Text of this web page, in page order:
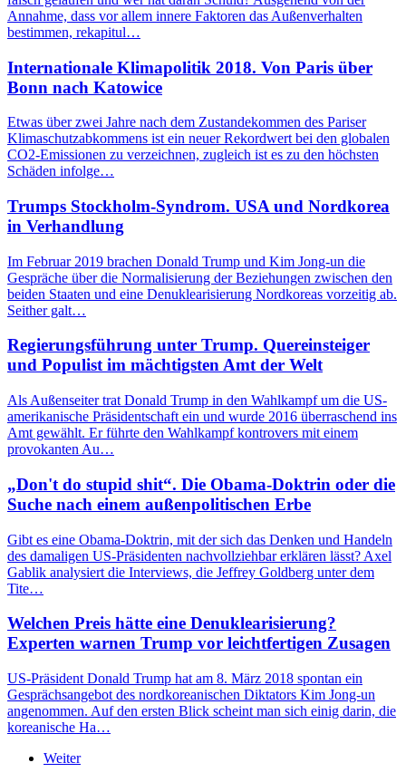
Annahme, dass vor allem innere Faktoren das Außenverhalten
bestimmen, rekapitul…
Internationale Klimapolitik 2018. Von Paris über
Bonn nach Katowice
Etwas über zwei Jahre nach dem Zustandekommen des Pariser
Klimaschutzabkommens ist ein neuer Rekordwert bei den globalen
CO2-Emissionen zu verzeichnen, zugleich ist es zu den höchsten
Schäden infolge…
Trumps Stockholm-Syndrom. USA und Nordkorea
in Verhandlung
Im Februar 2019 brachen Donald Trump und Kim Jong-un die
Gespräche über die Normalisierung der Beziehungen zwischen den
beiden Staaten und eine Denuklearisierung Nordkoreas vorzeitig ab.
Seither galt…
Regierungsführung unter Trump. Quereinsteiger
und Populist im mächtigsten Amt der Welt
Als Außenseiter trat Donald Trump in den Wahlkampf um die US-
amerikanische Präsidentschaft ein und wurde 2016 überraschend ins
Amt gewählt. Er führte den Wahlkampf kontrovers mit einem
provokanten Au…
„Don't do stupid shit“. Die Obama-Doktrin oder die
Suche nach einem außenpolitischen Erbe
Gibt es eine Obama-Doktrin, mit der sich das Denken und Handeln
des damaligen US-Präsidenten nachvollziehbar erklären lässt? Axel
Gablik analysiert die Interviews, die Jeffrey Goldberg unter dem
Tite…
Welchen Preis hätte eine Denuklearisierung?
Experten warnen Trump vor leichtfertigen Zusagen
US-Präsident Donald Trump hat am 8. März 2018 spontan ein
Gesprächsangebot des nordkoreanischen Diktators Kim Jong-un
angenommen. Auf den ersten Blick scheint man sich einig darin, die
koreanische Ha…
Weiter